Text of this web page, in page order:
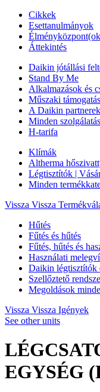
Cikkek
Esettanulmányok
Áttekintés
Daikin jótállási
Stand By Me
Alkalmazások és
Műszaki támogatás
A Daikin
Minden szolgálatás
H-tarifa
Klímák
Altherma
Légtisztítók |
Minden
Vissza Vissza
Hűtés
Fűtés és hűtés
Fűtés, hűtés és
Használati
Daikin légtisztítók
Szellőztető
Megoldások
Vissza Vissza Igények
See other units
EGYSÉG